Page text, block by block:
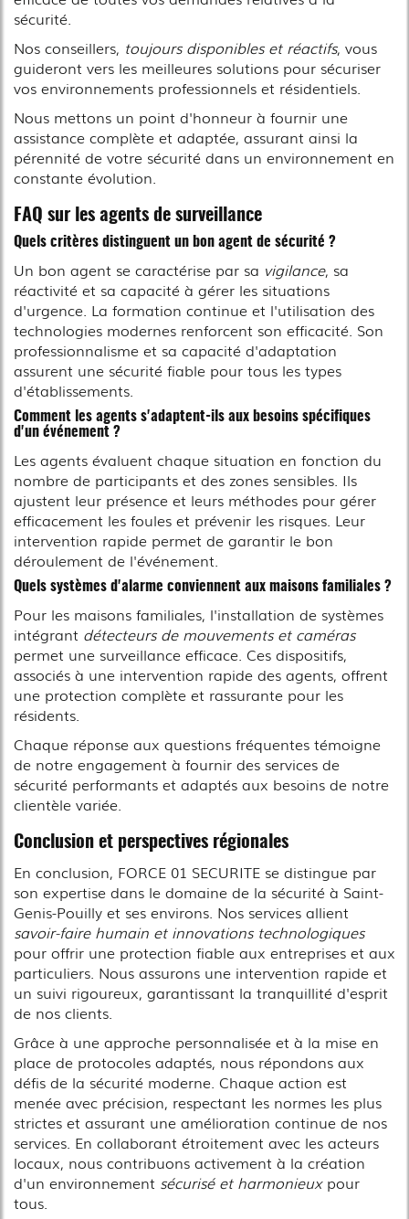
sécurité.
Nos conseillers, toujours disponibles et réactifs, vous
guideront vers les meilleures solutions pour sécuriser
vos environnements professionnels et résidentiels.
Nous mettons un point d'honneur à fournir une
assistance complète et adaptée, assurant ainsi la
pérennité de votre sécurité dans un environnement en
constante évolution.
FAQ sur les agents de surveillance
Quels critères distinguent un bon agent de sécurité ?
Un bon agent se caractérise par sa vigilance, sa
réactivité et sa capacité à gérer les situations
d'urgence. La formation continue et l'utilisation des
technologies modernes renforcent son efficacité. Son
professionnalisme et sa capacité d'adaptation
assurent une sécurité fiable pour tous les types
d'établissements.
Comment les agents s'adaptent-ils aux besoins spécifiques
d'un événement ?
Les agents évaluent chaque situation en fonction du
nombre de participants et des zones sensibles. Ils
ajustent leur présence et leurs méthodes pour gérer
efficacement les foules et prévenir les risques. Leur
intervention rapide permet de garantir le bon
déroulement de l'événement.
Quels systèmes d'alarme conviennent aux maisons familiales ?
Pour les maisons familiales, l'installation de systèmes
intégrant détecteurs de mouvements et caméras
permet une surveillance efficace. Ces dispositifs,
associés à une intervention rapide des agents, offrent
une protection complète et rassurante pour les
résidents.
Chaque réponse aux questions fréquentes témoigne
de notre engagement à fournir des services de
sécurité performants et adaptés aux besoins de notre
clientèle variée.
Conclusion et perspectives régionales
En conclusion, FORCE 01 SECURITE se distingue par
son expertise dans le domaine de la sécurité à Saint-
Genis-Pouilly et ses environs. Nos services allient
savoir-faire humain et innovations technologiques
pour offrir une protection fiable aux entreprises et aux
particuliers. Nous assurons une intervention rapide et
un suivi rigoureux, garantissant la tranquillité d'esprit
de nos clients.
Grâce à une approche personnalisée et à la mise en
place de protocoles adaptés, nous répondons aux
défis de la sécurité moderne. Chaque action est
menée avec précision, respectant les normes les plus
strictes et assurant une amélioration continue de nos
services. En collaborant étroitement avec les acteurs
locaux, nous contribuons activement à la création
d'un environnement sécurisé et harmonieuxpour
tous.